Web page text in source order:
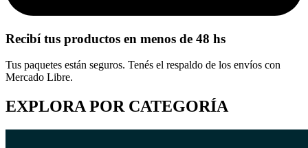
Recibí tus productos en menos de 48 hs
Tus paquetes están seguros. Tenés el respaldo de los envíos con
Mercado Libre.
EXPLORA POR CATEGORÍA